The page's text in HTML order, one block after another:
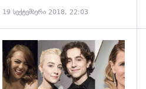
19 სექტემბერი 2018, 22:03
გადახედვა